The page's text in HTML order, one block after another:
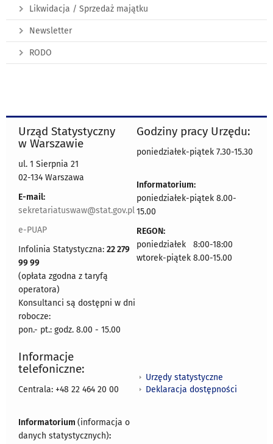
Likwidacja / Sprzedaż majątku
Newsletter
RODO
Urząd Statystyczny
w Warszawie
ul. 1 Sierpnia 21
02-134 Warszawa
E-mail:
sekretariatuswaw@stat.gov.pl
e-PUAP
Infolinia Statystyczna: 22 279
99 99
(opłata zgodna z taryfą
operatora)
Konsultanci są dostępni w dni
robocze:
pon.- pt.: godz. 8.00 - 15.00
Godziny pracy Urzędu:
poniedziałek-piątek 7.30-15.30
Informatorium:
poniedziałek-piątek 8.00-
15.00
REGON:
poniedziałek 8:00-18:00
wtorek-piątek 8.00-15.00
Informacje
telefoniczne:
Centrala: +48 22 464 20 00
Informatorium (informacja o
danych statystycznych):
Urzędy statystyczne
Deklaracja dostępności